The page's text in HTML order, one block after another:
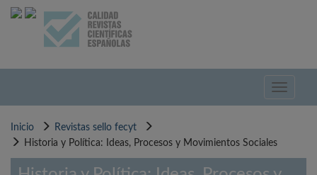
Pasar
Toggle
Inicio
Revistas sello fecyt
Historia y Política: Ideas, Procesos y Movimientos Sociales